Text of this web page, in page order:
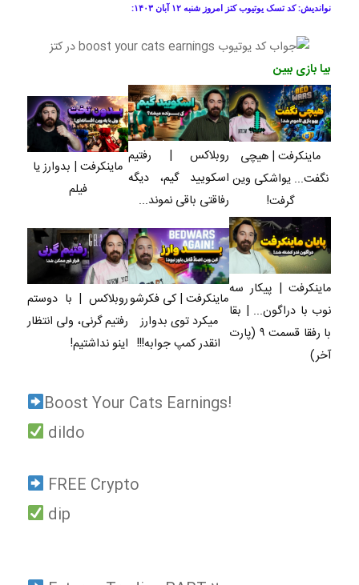
نواندیش: کد تسک یوتیوب کتز امروز شنبه ۱۲ آبان ۱۴۰۳:
بیا بازی ببین
ماینکرفت | هیچی
نگفت... یواشکی وین
گرفت!
روبلاکس | رفتیم
اسکویید گیم، دیگه
رفاقتی باقی نموند...
ماینکرفت | بدوارز یا
فیلم
ماینکرفت | پیکار سه
نوب با دراگون... | بقا
با رفقا قسمت ۹ (پارت
آخر)
ماینکرفت | کی فکرشو
میکرد توی بدوارز
انقدر کمپ جوابه!!!
روبلاکس | با دوستم
رفتیم گرنی، ولی انتظار
اینو نداشتیم!
Boost Your Cats Earnings!
dildo
FREE Crypto
dip